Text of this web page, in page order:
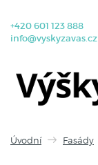
+420 601 123 888
info@vyskyzavas.cz
Úvodní Fasády